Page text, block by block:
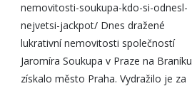
nemovitosti-soukupa-kdo-si-odnesl-
nejvetsi-jackpot/ Dnes dražené
lukrativní nemovitosti společností
Jaromíra Soukupa v Praze na Braníku
získalo město Praha. Vydražilo je za